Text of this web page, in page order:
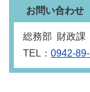
お問い合わせ
総務部 財政課
TEL： 0942-